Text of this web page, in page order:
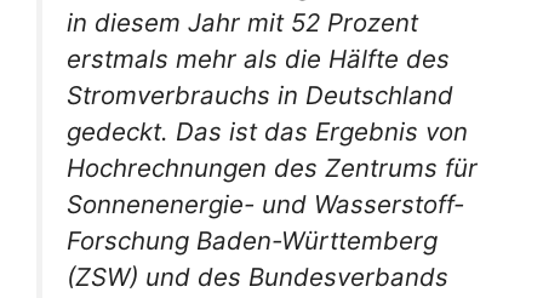
in diesem Jahr mit 52 Prozent
erstmals mehr als die Hälfte des
Stromverbrauchs in Deutschland
gedeckt. Das ist das Ergebnis von
Hochrechnungen des Zentrums für
Sonnenenergie- und Wasserstoff-
Forschung Baden-Württemberg
(ZSW) und des Bundesverbands